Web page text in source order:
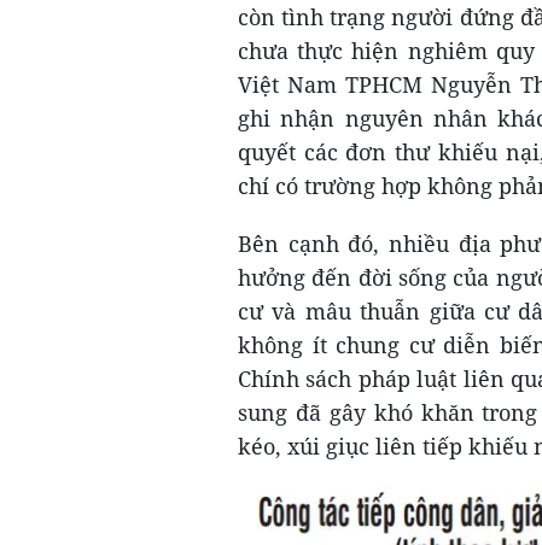
còn tình trạng người đứng
chưa thực hiện nghiêm
Việt Nam TPHCM Nguyễn
ghi nhận nguyên nhân
quyết các đơn thư khiếu
chí có trường hợp không
Bên cạnh đó, nhiều địa
hưởng đến đời sống của
cư và mâu thuẫn giữa cư
không ít chung cư diễn
Chính sách pháp luật liên
sung đã gây khó khăn
kéo, xúi giục liên tiếp khiếu